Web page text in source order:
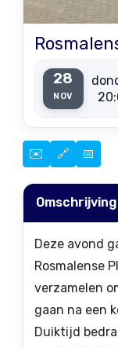
28
NOV
✉️ 🔗 📅
Omschrijving
Deze avond
Rosmalense
verzamelen
gaan na een
Duiktijd